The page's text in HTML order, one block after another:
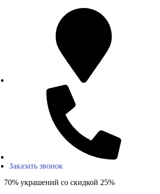
Заказать звонок
70% украшений со скидкой 25%